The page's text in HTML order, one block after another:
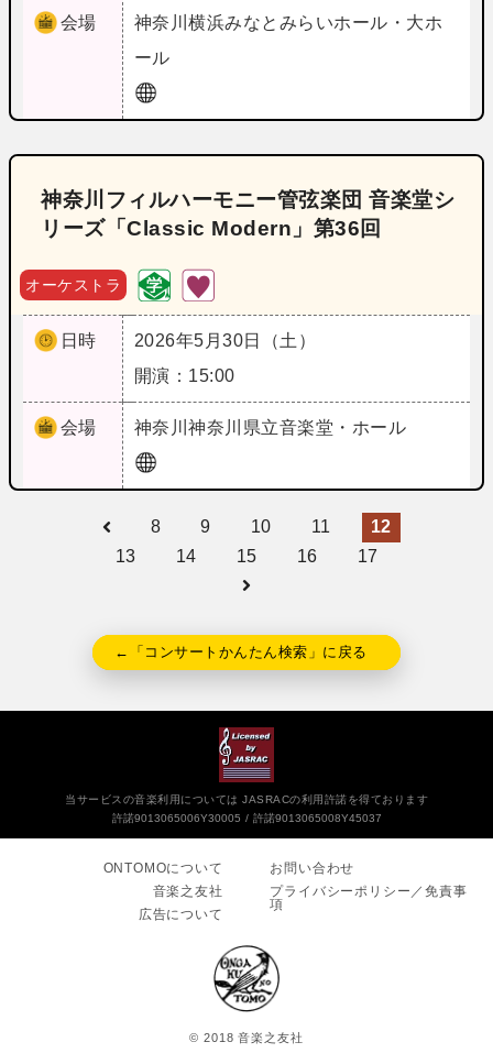
会場 神奈川横浜みなとみらいホール・大ホ
ール
神奈川フィルハーモニー管弦楽団 音楽堂シ
リーズ「Classic Modern」第36回
オーケストラ
日時
2026年5月30日（土）
開演：15:00
会場 神奈川神奈川県立音楽堂・ホール
8 9 10 11
12
13
14 15 16 17
←「コンサートかんたん検索」に戻る
当サービスの音楽利用については JASRACの利用許諾を得ております
許諾9013065006Y30005
許諾9013065008Y45037
ONTOMOについて
音楽之友社
広告について
お問い合わせ
プライバシーポリシー／免責事
項
© 2018 音楽之友社